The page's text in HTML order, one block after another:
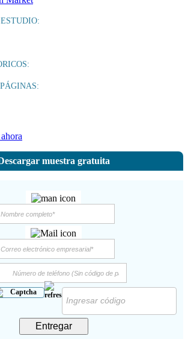
muestra gratuita
Entregar